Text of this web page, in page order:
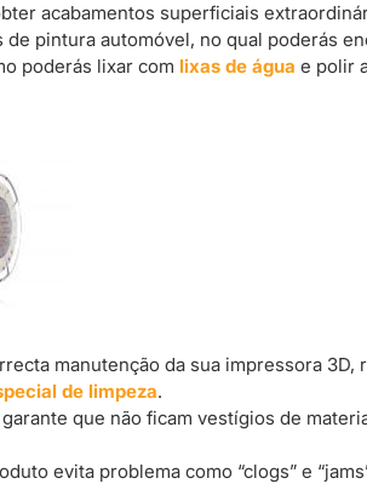
acabamentos superficiais
de pintura automóvel, no qual poderás
poderás lixar com lixas de água e polir
manutenção da sua impressora
de limpeza.
que não ficam vestígios de
evita problema como “clogs” e